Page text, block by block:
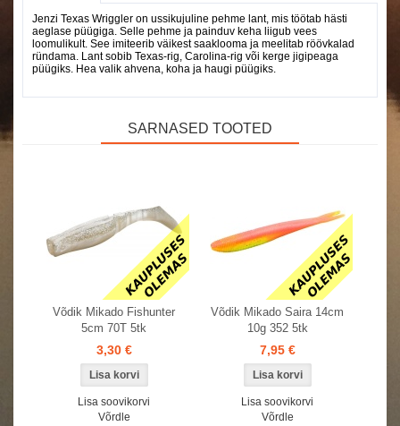
Jenzi Texas Wriggler on ussikujuline pehme lant, mis töötab hästi
aeglase püügiga. Selle pehme ja painduv keha liigub vees
loomulikult. See imiteerib väikest saaklooma ja meelitab röövkalad
ründama. Lant sobib Texas-rig, Carolina-rig või kerge jigipeaga
püügiks. Hea valik ahvena, koha ja haugi püügiks.
SARNASED TOOTED
Võdik Mikado Fishunter
5cm 70T 5tk
3,30 €
Lisa soovikorvi
Võrdle
Võdik Mikado Saira 14cm
10g 352 5tk
7,95 €
Lisa soovikorvi
Võrdle